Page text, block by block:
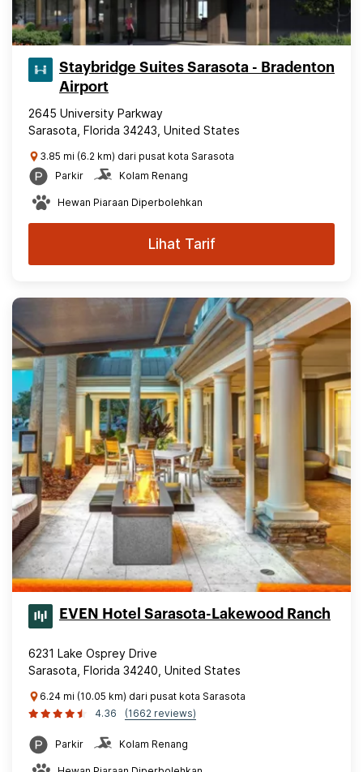
Staybridge Suites Sarasota - Bradenton
Airport
2645 University Parkway
Sarasota, Florida 34243, United States
3.85 mi (6.2 km) dari pusat kota Sarasota
Parkir
Kolam Renang
Hewan Piaraan Diperbolehkan
Lihat Tarif
EVEN Hotel Sarasota-Lakewood Ranch
6231 Lake Osprey Drive
Sarasota, Florida 34240, United States
6.24 mi (10.05 km) dari pusat kota Sarasota
4.36
(1662 reviews)
Parkir Kolam Renang